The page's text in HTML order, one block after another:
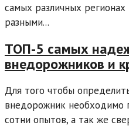
самых различных
разными...
ТОП-5 самых
внедорожников и
Для того чтобы
внедорожник необходимо
сотни опытов, а так же